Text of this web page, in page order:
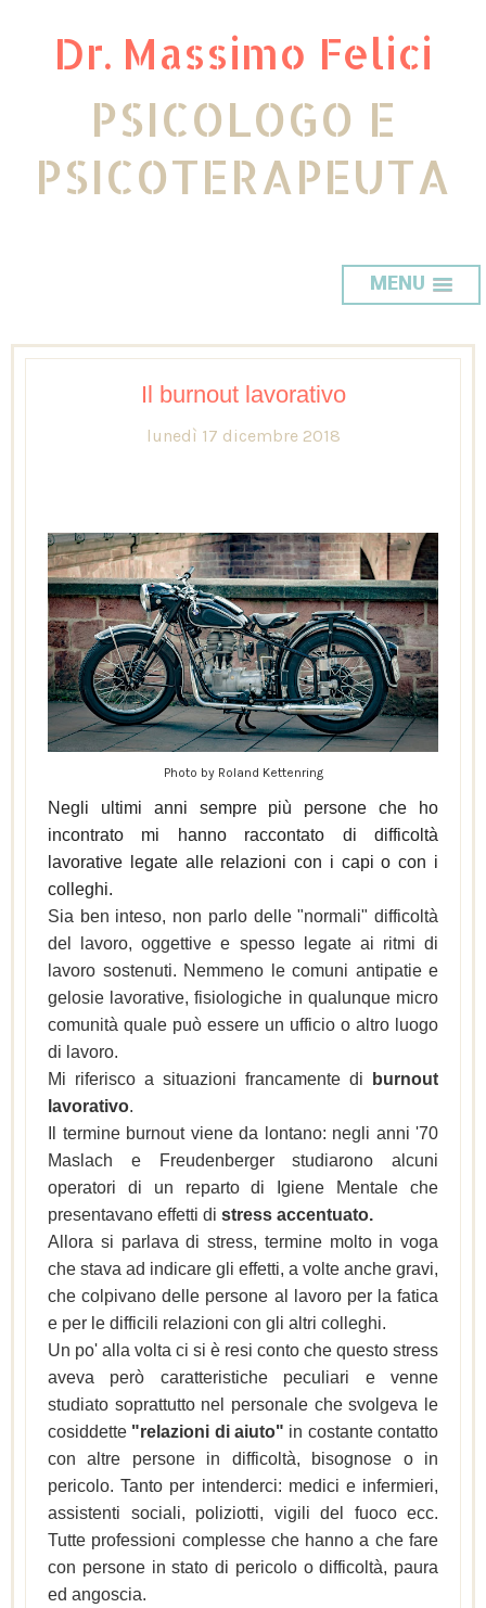
Dr. Massimo Felici
PSICOLOGO E
PSICOTERAPEUTA
MENU
Il burnout lavorativo
lunedì 17 dicembre 2018
Photo by Roland Kettenring
Negli ultimi anni sempre più persone che ho
incontrato mi hanno raccontato di difficoltà
lavorative legate alle relazioni con i capi o con i
colleghi.
Sia ben inteso, non parlo delle "normali" difficoltà
del lavoro, oggettive e spesso legate ai ritmi di
lavoro sostenuti. Nemmeno le comuni antipatie e
gelosie lavorative, fisiologiche in qualunque micro
comunità quale può essere un ufficio o altro luogo
di lavoro.
Mi riferisco a situazioni francamente di
burnout
lavorativo.
Il termine burnout viene da lontano: negli anni '70
Maslach e Freudenberger studiarono alcuni
operatori di un reparto di Igiene Mentale che
presentavano effetti di stress accentuato.
Allora si parlava di stress, termine molto in voga
che stava ad indicare gli effetti, a volte anche gravi,
che colpivano delle persone al lavoro per la fatica
e per le difficili relazioni con gli altri colleghi.
Un po' alla volta ci si è resi conto che questo stress
aveva però caratteristiche peculiari e venne
studiato soprattutto nel personale che svolgeva le
cosiddette "relazioni di aiuto" in costante contatto
con altre persone in difficoltà, bisognose o in
pericolo. Tanto per intenderci: medici e infermieri,
assistenti sociali, poliziotti, vigili del fuoco ecc.
Tutte professioni complesse che hanno a che fare
con persone in stato di pericolo o difficoltà, paura
ed angoscia.